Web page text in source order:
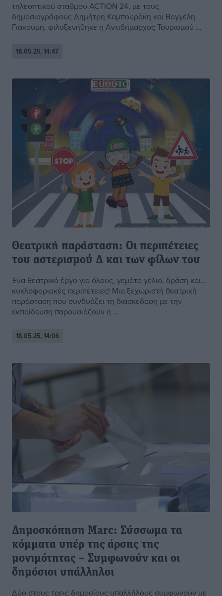
τηλεοπτικού σταθμού ACTION 24, με τους
δημοσιογράφους Δημήτρη Καμπουράκη και Βαγγέλη
Γιακουμή, φιλοξενήθηκε η Αντιδήμαρχος Τουρισμού ...
18.05.25, 14:47
Θεατρική παράσταση: Οι περιπέτειες
του αστερισμού Δ και των φίλων του
Ένα θεατρικό έργο για όλους, γεμάτο γέλιο, δράση και…
κυκλοφοριακές περιπέτειες! Μια ξεχωριστή θεατρική
παράσταση που συνδυάζει τη διασκέδαση με την
εκπαίδευση παρουσιάζουν η ...
18.05.25, 14:06
Δημοσκόπηση Marc: Σύσσωμα τα
κόμματα υπέρ της άρσης της
μονιμότητας – Συμφωνούν και οι
δημόσιοι υπάλληλοι
Δύο στους τρεις δημοσίους υπαλλήλους συμφωνούν με